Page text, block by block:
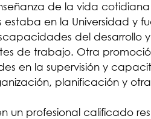
de la vida
estaba en la Universidad
del
de trabajo. Otra
en la supervisión y
planificación y
un profesional calificado